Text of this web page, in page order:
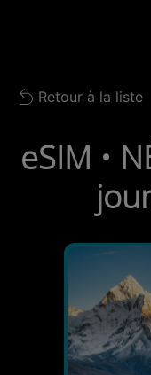
Barre
Back to list
Retour à la liste
eSIM •